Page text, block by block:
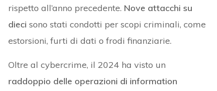
rispetto all’anno precedente. Nove attacchi su
dieci sono stati condotti per scopi criminali, come
estorsioni, furti di dati o frodi finanziarie.
Oltre al cybercrime, il 2024 ha visto un
raddoppio delle operazioni di information